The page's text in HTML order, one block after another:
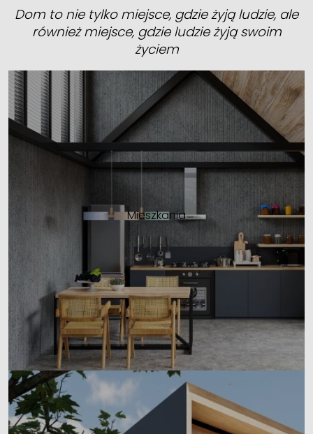
Dom to nie tylko miejsce, gdzie żyją ludzie, ale
również miejsce, gdzie ludzie żyją swoim
życiem
Mieszkania